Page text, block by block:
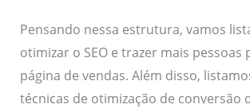
Pensando nessa estrutura, vamos
otimizar o SEO e trazer mais pessoas
página de vendas. Além disso,
técnicas de otimização de conversão